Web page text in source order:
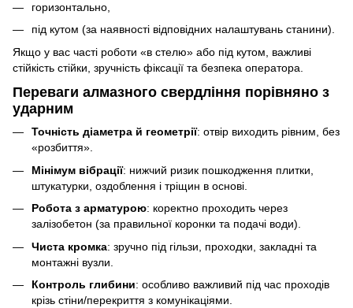
горизонтально,
під кутом (за наявності відповідних налаштувань станини).
Якщо у вас часті роботи «в стелю» або під кутом, важливі
стійкість стійки, зручність фіксації та безпека оператора.
Переваги алмазного свердління порівняно з
ударним
Точність діаметра й геометрії: отвір виходить рівним, без
«розбиття».
Мінімум вібрації: нижчий ризик пошкодження плитки,
штукатурки, оздоблення і тріщин в основі.
Робота з арматурою: коректно проходить через
залізобетон (за правильної коронки та подачі води).
Чиста кромка: зручно під гільзи, проходки, закладні та
монтажні вузли.
Контроль глибини: особливо важливий під час проходів
крізь стіни/перекриття з комунікаціями.